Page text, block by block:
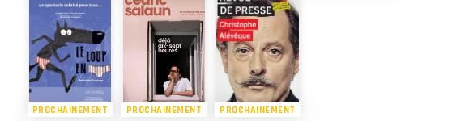
PROCHAINEMENT PROCHAINEMENT PROCHAINEMENT